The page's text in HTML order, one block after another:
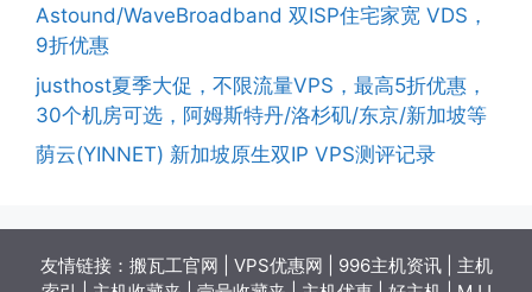
Astound/WaveBroadband 双ISP住宅家宽 VDS，
9折优惠
justhost夏季大促，不限流量VPS，最高5折优惠，
30个机房可选，阿姆斯特丹/洛杉矶/东京/新加坡等
荫云(YINNET) 新加坡原生双IP VPS测评记录
友情链接： 搬瓦工官网 VPS优惠网 996主机资讯| 主机